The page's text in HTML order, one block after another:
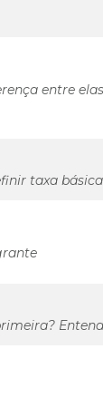
entre
taxa